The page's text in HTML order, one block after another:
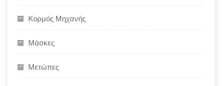
Κορμός Μηχανής
Μάσκες
Μετώπες